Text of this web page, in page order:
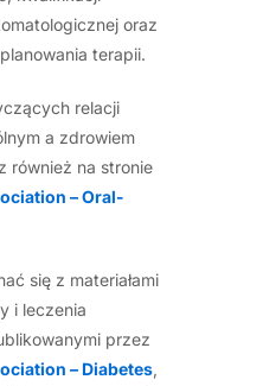
oraz
terapii.
relacji
a zdrowiem
również na stronie
– Oral-
się z materiałami
i leczenia
przez
– Diabetes,